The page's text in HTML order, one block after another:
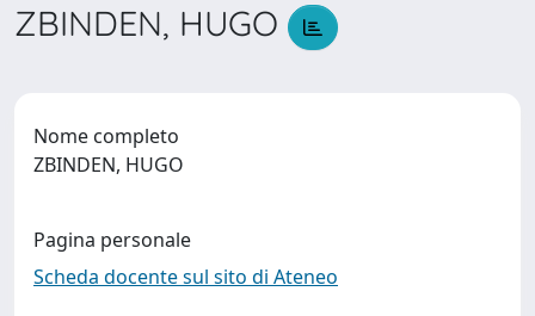
ZBINDEN, HUGO
Nome completo
ZBINDEN, HUGO
Pagina personale
Scheda docente sul sito di Ateneo